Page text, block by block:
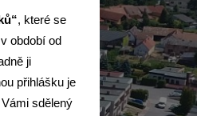
, které se
období od
ji
přihlášku je
sdělený